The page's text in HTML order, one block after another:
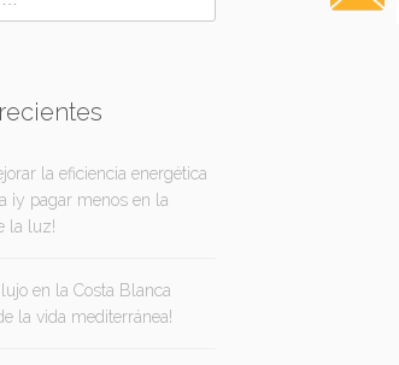
la eficiencia energética
¡y pagar menos en la
la luz!
en la Costa Blanca
la vida mediterránea!